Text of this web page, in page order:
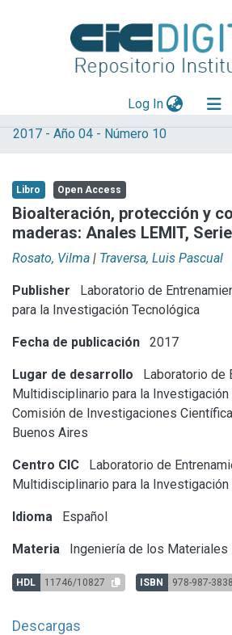
Log In(current)
Explorar
Aportar material
Statistics
2017 - Año 04 - Número 10
Libro Open Access
Bioalteración, protección y
maderas: Anales LEMIT,
Rosato, Vilma | Traversa, Luis Pascual
Publisher
Laboratorio de
para la Investigación Tecnológica
Fecha de publicación 2017
Lugar de desarrollo
Laboratorio de
Multidisciplinario para la Investigación
Comisión de Investigaciones
Buenos Aires
Centro CIC
Laboratorio de
Multidisciplinario para la Investigación
Idioma Español
Materia Ingeniería de los Materiales
HDL 11746/10827 ISBN 978-987-
Descargas